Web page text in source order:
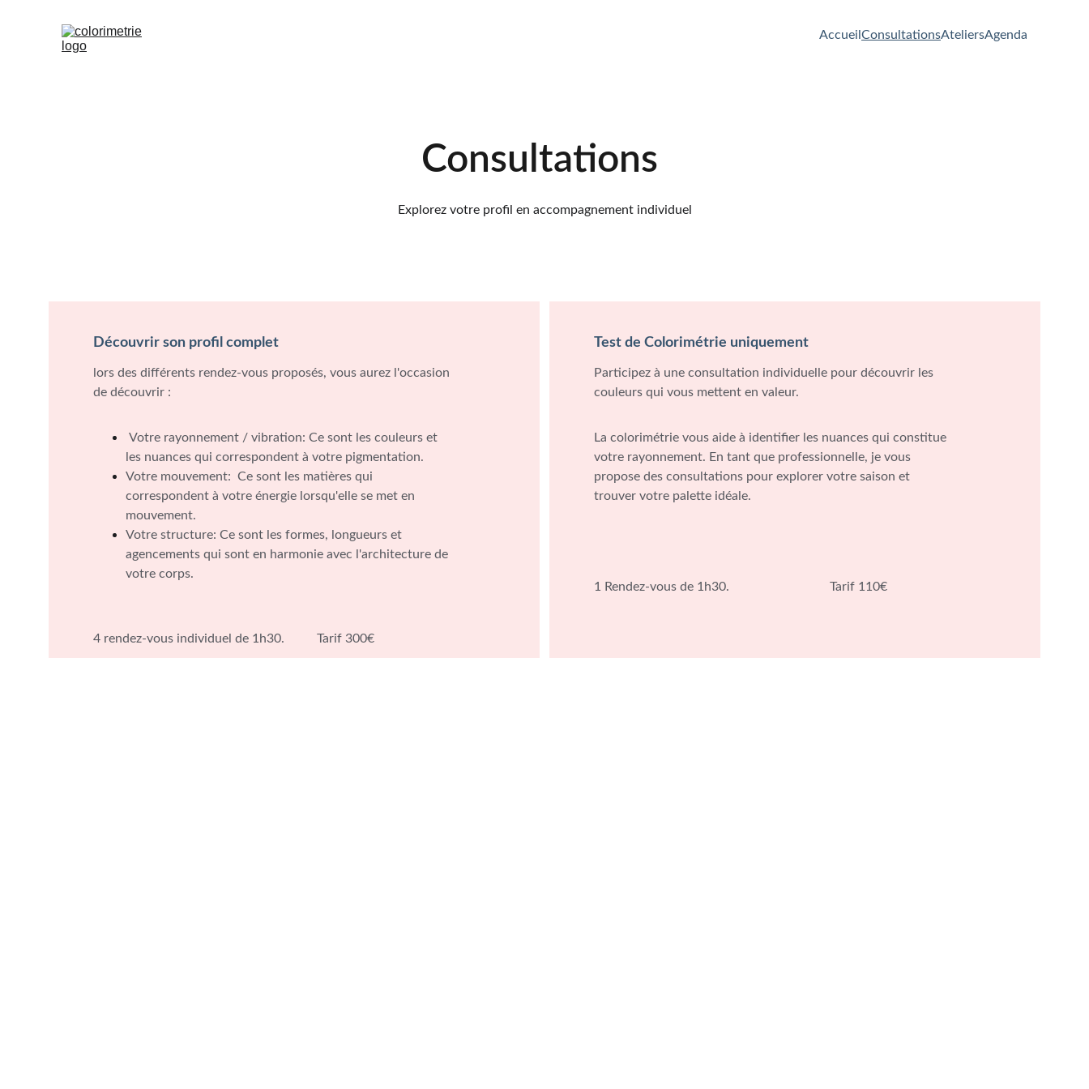
Accueil ConsultationsAteliersAgenda
Consultations
Explorez votre profil en accompagnement individuel
Test de Colorimétrie uniquement
Participez à une consultation individuelle pour découvrir les
couleurs qui vous mettent en valeur.
La colorimétrie vous aide à identifier les nuances qui constitue
votre rayonnement. En tant que professionnelle, je vous
propose des consultations pour explorer votre saison et
trouver votre palette idéale.
1 Rendez-vous de 1h30.                               Tarif 110€
Découvrir son profil complet
lors des différents rendez-vous proposés, vous aurez l'occasion
de découvrir :
les nuances qui correspondent à votre pigmentation.
Votre mouvement:  Ce sont les matières qui
correspondent à votre énergie lorsqu'elle se met en
mouvement.
Votre structure: Ce sont les formes, longueurs et
agencements qui sont en harmonie avec l'architecture de
votre corps.
4 rendez-vous individuel de 1h30.          Tarif 300€